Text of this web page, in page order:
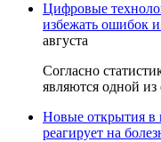
Цифровые
избежать ошибок
августа
Согласно
являются одной
Новые открытия в
реагирует на